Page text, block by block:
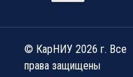
© КарНИУ 2026 г. Все
права защищены